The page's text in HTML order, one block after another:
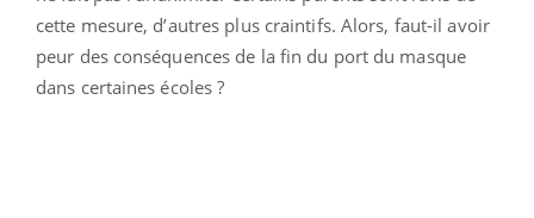
cette mesure, d’autres plus craintifs. Alors, faut-il avoir
peur des conséquences de la fin du port du masque
dans certaines écoles ?